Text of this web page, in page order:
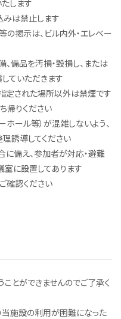
します
みは禁止します
掲示は、ビル内外・エレベー
備品を汚損・毀損し、または
ていただきます
定された場所以外は禁煙です
帰りください
ホール等）が混雑しないよう、
誘導してください
に備え、参加者が対応・避難
室に設置してあります
確認ください
とができませんのでご了承く
当施設の利用が困難になった